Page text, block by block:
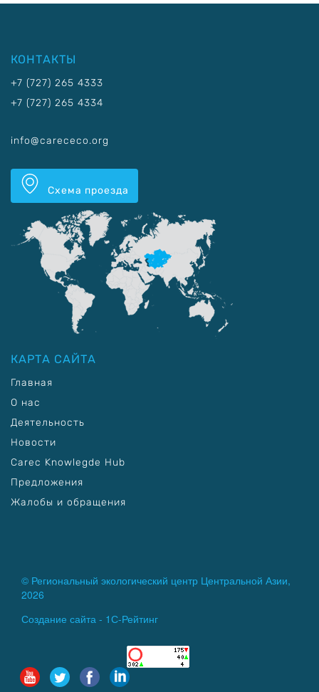
КОНТАКТЫ
+7 (727) 265 4333
+7 (727) 265 4334
info@carececo.org
Схема проезда
КАРТА САЙТА
Главная
О нас
Деятельность
Новости
Carec Knowlegde Hub
Предложения
Жалобы и обращения
© Региональный экологический центр Центральной Азии,
2026
Создание сайта - 1С-Рейтинг